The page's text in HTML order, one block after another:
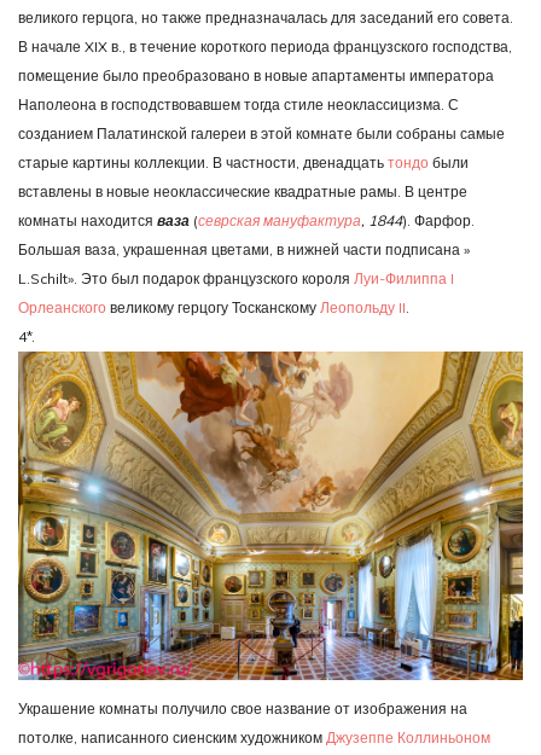
великого герцога, но также предназначалась для заседаний его совета.
В начале XIX в., в течение короткого периода французского господства,
помещение было преобразовано в новые апартаменты императора
Наполеона в господствовавшем тогда стиле неоклассицизма. С
созданием Палатинской галереи в этой комнате были собраны самые
старые картины коллекции. В частности, двенадцать тондо были
вставлены в новые неоклассические квадратные рамы. В центре
комнаты находится ваза (севрская мануфактура, 1844). Фарфор.
Большая ваза, украшенная цветами, в нижней части подписана »
L.Schilt». Это был подарок французского короля Луи-Филиппа I
Орлеанского великому герцогу Тосканскому Леопольду II.
4*.
Украшение комнаты получило свое название от изображения на
потолке, написанного сиенским художником Джузеппе Коллиньоном